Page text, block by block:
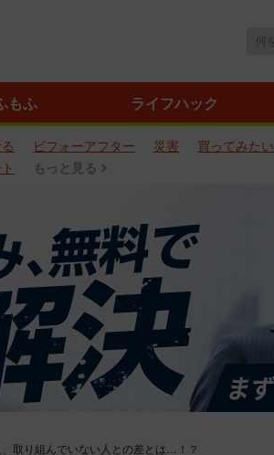
もふ ライフハック
ビフォーアフター 災害 買ってみたい
もっと見る
取り組んでいない人との差とは…！？